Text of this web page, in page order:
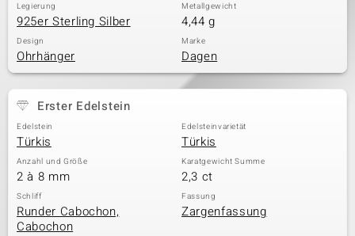
Legierung
925er Sterling Silber
Metallgewicht
4,44 g
Design
Ohrhänger
Marke
Dagen
Erster Edelstein
Edelstein
Türkis
Edelsteinvarietät
Türkis
Anzahl und Größe
2 à 8 mm
Karatgewicht Summe
2,3 ct
Schliff
Runder Cabochon,
Cabochon
Fassung
Zargenfassung